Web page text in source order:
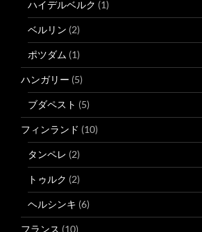
ハイデルベルク (1)
ベルリン (2)
ポツダム (1)
ハンガリー (5)
ブダペスト (5)
フィンランド (10)
タンペレ (2)
トゥルク (2)
ヘルシンキ (6)
フランス (10)